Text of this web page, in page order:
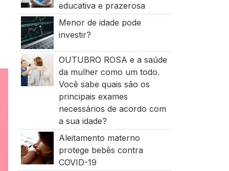
educativa e prazerosa
Menor de idade pode
investir?
OUTUBRO ROSA e a saúde
da mulher como um todo.
Você sabe quais são os
principais exames
necessários de acordo com
a sua idade?
Aleitamento materno
protege bebês contra
COVID-19